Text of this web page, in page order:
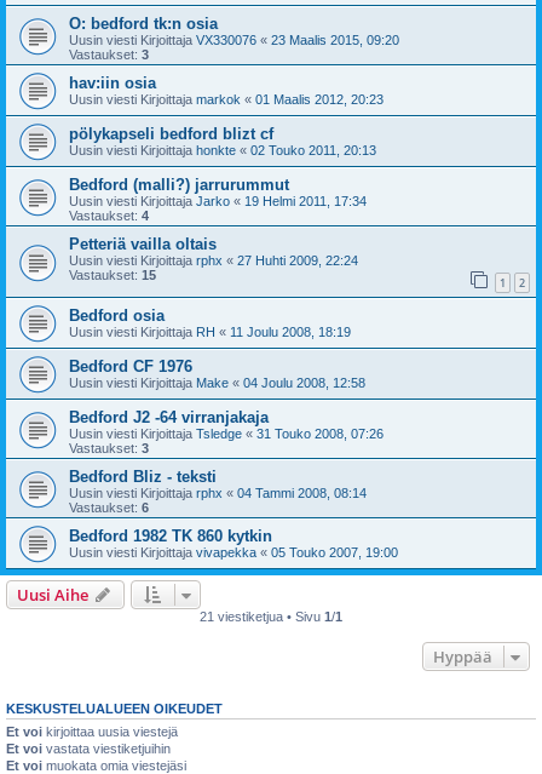
O: bedford tk:n osia
Uusin viesti Kirjoittaja VX330076 « 23 Maalis 2015, 09:20
Vastaukset: 3
hav:iin osia
Uusin viesti Kirjoittaja markok « 01 Maalis 2012, 20:23
pölykapseli bedford blizt cf
Uusin viesti Kirjoittaja honkte « 02 Touko 2011, 20:13
Bedford (malli?) jarrurummut
Uusin viesti Kirjoittaja Jarko « 19 Helmi 2011, 17:34
Vastaukset: 4
Petteriä vailla oltais
Uusin viesti Kirjoittaja rphx « 27 Huhti 2009, 22:24
Vastaukset: 15 1 2
Bedford osia
Uusin viesti Kirjoittaja RH « 11 Joulu 2008, 18:19
Bedford CF 1976
Uusin viesti Kirjoittaja Make « 04 Joulu 2008, 12:58
Bedford J2 -64 virranjakaja
Uusin viesti Kirjoittaja Tsledge « 31 Touko 2008, 07:26
Vastaukset: 3
Bedford Bliz - teksti
Uusin viesti Kirjoittaja rphx « 04 Tammi 2008, 08:14
Vastaukset: 6
Bedford 1982 TK 860 kytkin
Uusin viesti Kirjoittaja vivapekka « 05 Touko 2007, 19:00
Uusi Aihe
21 viestiketjua • Sivu 1/1
Hyppää
KESKUSTELUALUEEN OIKEUDET
Et voi kirjoittaa uusia viestejä
Et voi vastata viestiketjuihin
Et voi muokata omia viestejäsi